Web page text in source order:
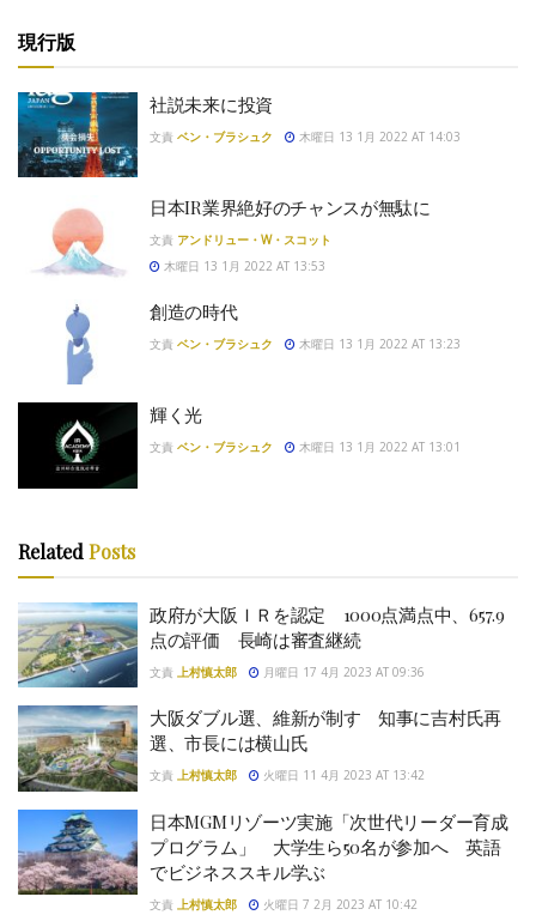
現行版
社説未来に投資
文責 ベン・ブラシュク 木曜日 13 1月 2022 AT 14:03
日本IR業界絶好のチャンスが無駄に
文責 アンドリュー・W・スコット
木曜日 13 1月 2022 AT 13:53
創造の時代
文責 ベン・ブラシュク 木曜日 13 1月 2022 AT 13:23
輝く光
文責 ベン・ブラシュク 木曜日 13 1月 2022 AT 13:01
Related Posts
政府が大阪ＩＲを認定 1000点満点中、657.9
点の評価 長崎は審査継続
文責 上村慎太郎 月曜日 17 4月 2023 AT 09:36
大阪ダブル選、維新が制す 知事に吉村氏再
選、市長には横山氏
文責 上村慎太郎 火曜日 11 4月 2023 AT 13:42
日本MGMリゾーツ実施「次世代リーダー育成
プログラム」 大学生ら50名が参加へ 英語
でビジネススキル学ぶ
文責 上村慎太郎 火曜日 7 2月 2023 AT 10:42